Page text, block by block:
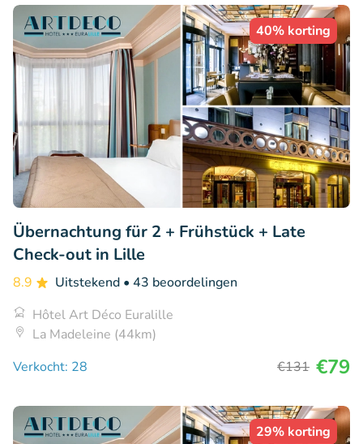
40% korting
Übernachtung für 2 + Frühstück + Late
Check-out in Lille
8.9 Uitstekend • 43 beoordelingen
Hôtel Art Déco Euralille
La Madeleine (44km)
Verkocht: 28
€131 €79
29% korting